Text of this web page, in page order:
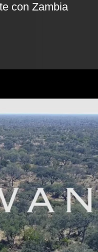
con Zambia